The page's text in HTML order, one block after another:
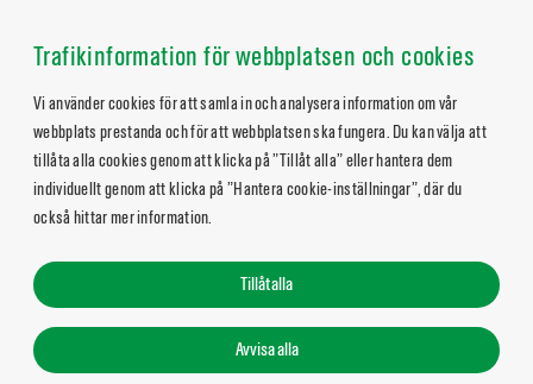
Trafikinformation för webbplatsen och cookies
Vi använder cookies för att samla in och analysera information om vår
webbplats prestanda och för att webbplatsen ska fungera. Du kan välja att
tillåta alla cookies genom att klicka på ”Tillåt alla” eller hantera dem
individuellt genom att klicka på ”Hantera cookie-inställningar”, där du
också hittar mer information.
Tillåt alla
Avvisa alla